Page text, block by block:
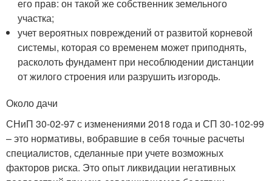
его прав: он такой же собственник земельного
участка;
учет вероятных повреждений от развитой корневой
системы, которая со временем может приподнять,
расколоть фундамент при несоблюдении дистанции
от жилого строения или разрушить изгородь.
Около дачи
СНиП 30-02-97 с изменениями 2018 года и СП 30-102-99
– это нормативы, вобравшие в себя точные расчеты
специалистов, сделанные при учете возможных
факторов риска. Это опыт ликвидации негативных